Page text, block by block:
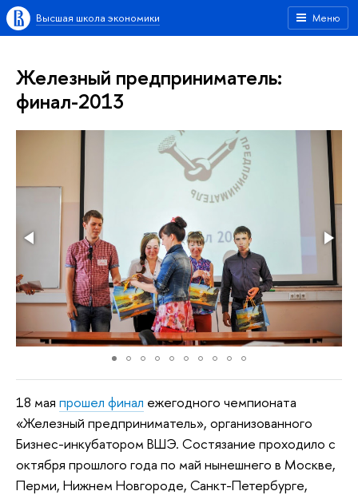
Меню
Высшая школа экономики
Железный предприниматель:
финал-2013
18 мая прошел финал ежегодного чемпионата
«Железный предприниматель», организованного
Бизнес-инкубатором ВШЭ. Состязание проходило с
октября прошлого года по май нынешнего в Москве,
Перми, Нижнем Новгороде, Санкт-Петербурге,